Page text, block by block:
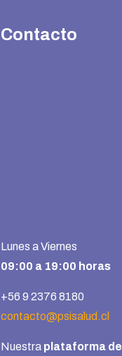
Contacto
Lunes a Viernes
09:00 a 19:00 horas
+56 9 2376 8180
contacto@psisalud.cl
Nuestra plataforma de